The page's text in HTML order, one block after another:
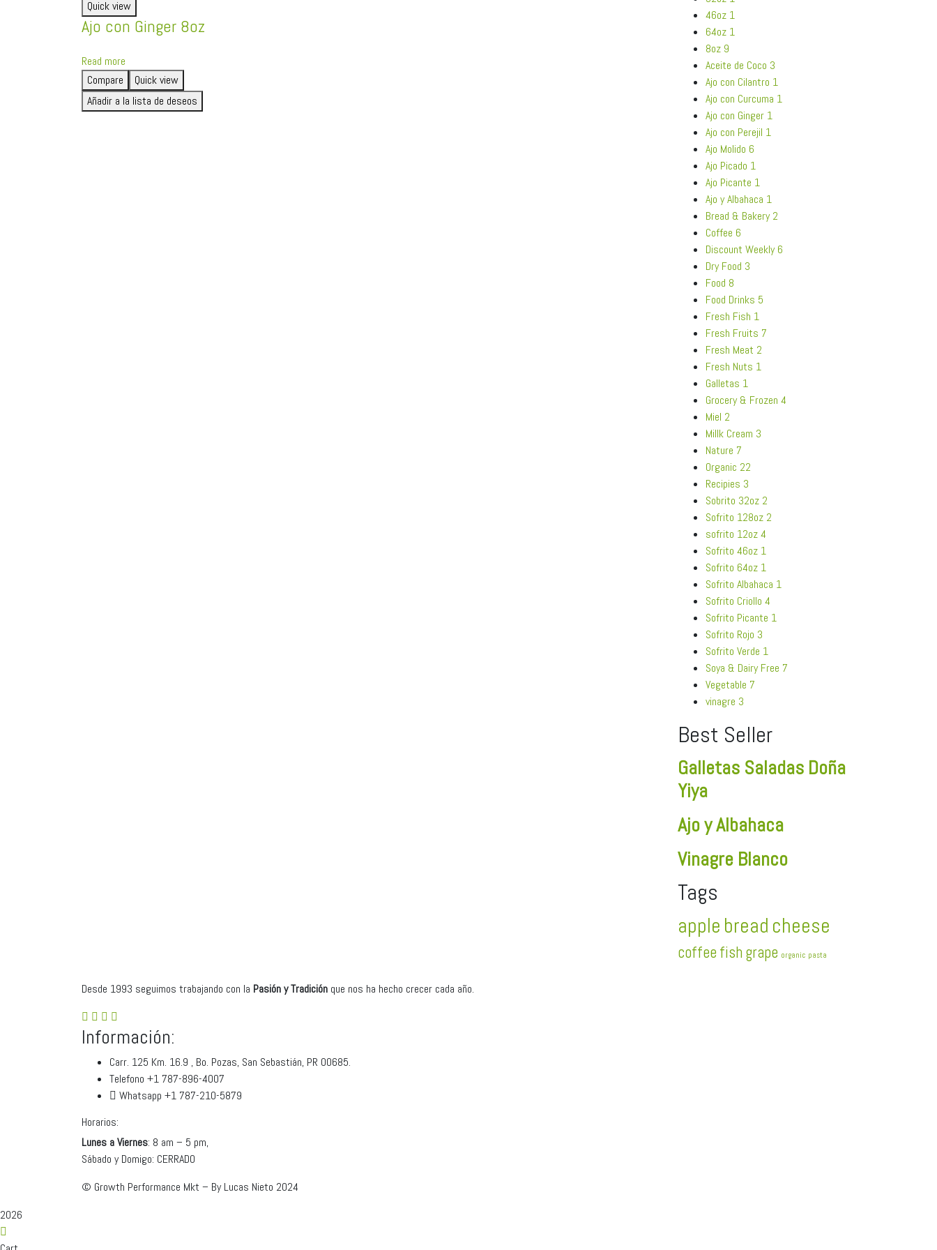
Quick view
Ajo con Ginger 8oz
Read more
Compare
Quick view
Añadir a la lista de deseos
46oz 1
64oz 1
8oz 9
Aceite de Coco 3
Ajo con Cilantro 1
Ajo con Curcuma 1
Ajo con Ginger 1
Ajo con Perejil 1
Ajo Molido 6
Ajo Picado 1
Ajo Picante 1
Ajo y Albahaca 1
Bread & Bakery2
Coffee 6
Discount Weekly6
Dry Food 3
Food 8
Food Drinks 5
Fresh Fish 1
Fresh Fruits 7
Fresh Meat 2
Fresh Nuts 1
Galletas 1
Grocery & Frozen 4
Miel 2
Millk Cream 3
Nature 7
Organic 22
Recipies 3
Sobrito 32oz 2
Sofrito 128oz 2
sofrito 12oz4
Sofrito 46oz 1
Sofrito 64oz 1
Sofrito Albahaca 1
Sofrito Criollo 4
Sofrito Picante 1
Sofrito Rojo 3
Sofrito Verde 1
Soya & Dairy Free 7
Vegetable 7
vinagre 3
Best Seller
Galletas Saladas Doña
Yiya
Ajo y Albahaca
Vinagre Blanco
Tags
apple bread cheese
coffee fish grape organic pasta
Desde 1993 seguimos trabajando con la Pasión y Tradición que nos ha hecho crecer cada año.
Información:
Carr. 125 Km. 16.9 , Bo. Pozas, San Sebastián, PR 00685.
Telefono +1 787-896-4007
Whatsapp +1 787-210-5879
Horarios:
Lunes a Viernes: 8 am – 5 pm,
Sábado y Domigo: CERRADO
© Growth Performance Mkt – By Lucas Nieto 2024
2026